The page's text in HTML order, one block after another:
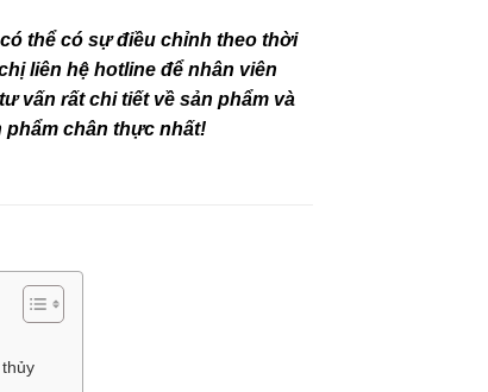
thể có sự điều chỉnh theo thời
liên hệ hotline để nhân viên
vấn rất chi tiết về sản phẩm và
phẩm chân thực nhất!